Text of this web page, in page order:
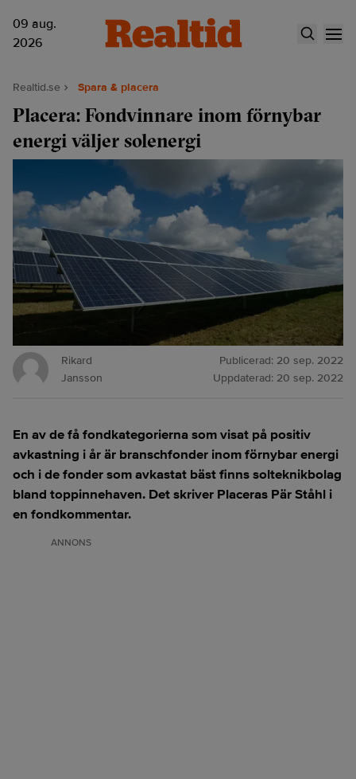
09 aug.
2026
Realtid.se Spara & placera
Placera: Fondvinnare inom förnybar
energi väljer solenergi
Rikard
Jansson
Publicerad: 20 sep. 2022
Uppdaterad: 20 sep. 2022
En av de få fondkategorierna som visat på positiv
avkastning i år är branschfonder inom förnybar energi
och i de fonder som avkastat bäst finns solteknikbolag
bland toppinnehaven. Det skriver Placeras Pär Ståhl i
en fondkommentar.
ANNONS